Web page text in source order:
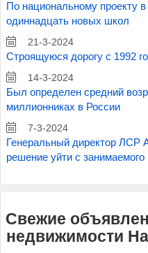
По национальному проекту в
одиннадцать новых школ
21-3-2024
Строящуюся дорогу с 1992
14-3-2024
Был определен средний
миллионниках в России
7-3-2024
Генеральный директор ЛСР
решение уйти с
Свежие
недвижимости